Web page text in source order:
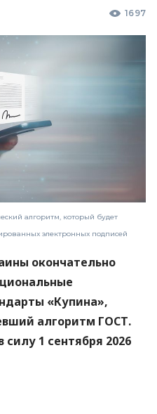
1697
алгоритм, который будет
электронных подписей
окончательно
«Купина»,
алгоритм ГОСТ.
1 сентября 2026